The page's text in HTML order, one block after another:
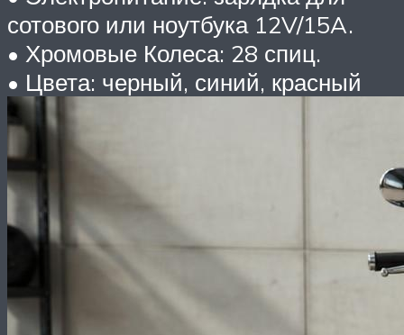
сотового или ноутбука 12V/15A.
• Хромовые Колеса: 28 спиц.
• Цвета: черный, синий, красный